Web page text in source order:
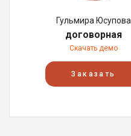
Гульмира Юсупова
договорная
Скачать демо
Заказать